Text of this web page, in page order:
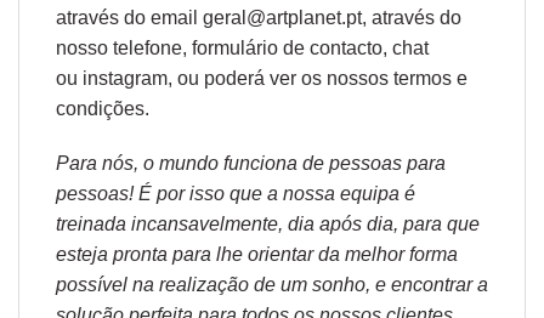
através do email geral@artplanet.pt, através do
nosso telefone, formulário de contacto, chat
ou instagram, ou poderá ver os nossos termos e
condições.
Para nós, o mundo funciona de pessoas para
pessoas! É por isso que a nossa equipa é
treinada incansavelmente, dia após dia, para que
esteja pronta para lhe orientar da melhor forma
possível na realização de um sonho, e encontrar a